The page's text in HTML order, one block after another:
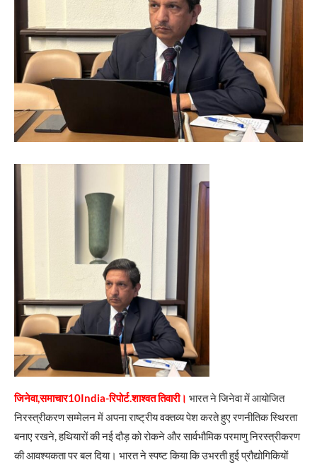
जिनेवा,समाचार10India-रिपोर्ट.शाश्वत तिवारी। भारत ने जिनेवा में आयोजित
निरस्त्रीकरण सम्मेलन में अपना राष्ट्रीय वक्तव्य पेश करते हुए रणनीतिक स्थिरता
बनाए रखने, हथियारों की नई दौड़ को रोकने और सार्वभौमिक परमाणु निरस्त्रीकरण
की आवश्यकता पर बल दिया। भारत ने स्पष्ट किया कि उभरती हुई प्रौद्योगिकियों